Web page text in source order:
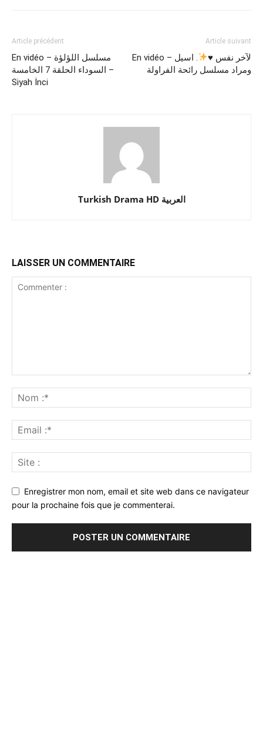
Article précédent
En vidéo – مسلسل اللؤلؤة
السوداء الحلقة 7 الخامسة –
Siyah İnci
Article suivant
En vidéo – لآخر نفس ♥️
. اسيل
ومراد مسلسل رائحة الفراولة
Turkish Drama HD العربية
LAISSER UN COMMENTAIRE
Enregistrer mon nom, email et site web dans ce navigateur
pour la prochaine fois que je commenterai.